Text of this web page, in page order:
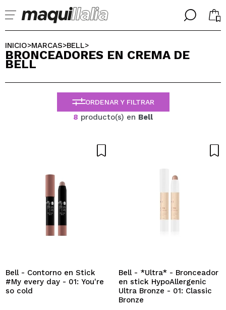
╳
Ya soy #maquilover, tengo cuenta
BIENVENIDX!
No tengo cuenta aquí
QUIERO REGISTRARME
pedidos y consultar tus operaciones anteriores.
CREAR CUENTA
╳
SELECCIONA TU IDIOMA
ENGLISH
FRANCES
ALEMAN
ITALIANO
INICIO>MARCAS>BELL>
BRONCEADORES EN CREMA DE
BELL
ORDENAR Y FILTRAR
8 producto(s) en Bell
Bell - Contorno en Stick
#My every day - 01: You're
so cold
Bell - *Ultra* - Bronceador
en stick HypoAllergenic
Ultra Bronze - 01: Classic
Bronze